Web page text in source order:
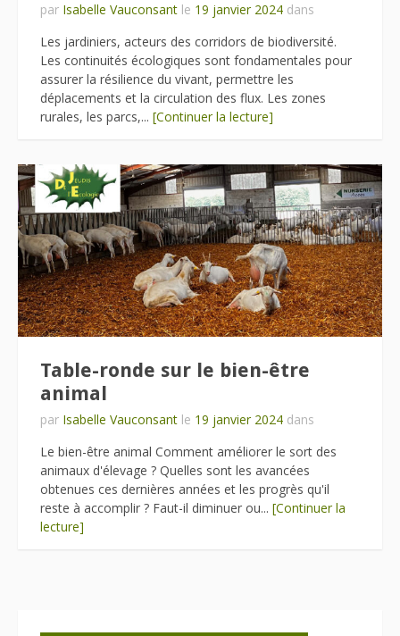
par Isabelle Vauconsant le 19 janvier 2024 dans
Les jardiniers, acteurs des corridors de biodiversité.
Les continuités écologiques sont fondamentales pour
assurer la résilience du vivant, permettre les
déplacements et la circulation des flux. Les zones
rurales, les parcs,... [Continuer la lecture]
Table-ronde sur le bien-être
animal
par Isabelle Vauconsant le 19 janvier 2024 dans
Le bien-être animal Comment améliorer le sort des
animaux d'élevage ? Quelles sont les avancées
obtenues ces dernières années et les progrès qu'il
reste à accomplir ? Faut-il diminuer ou... [Continuer la
lecture]